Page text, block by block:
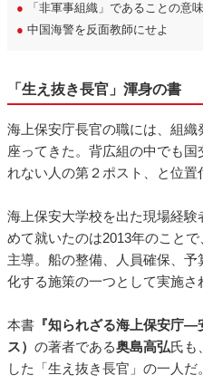
● 「非軍事組織」であることの意味
● 中国海警を反面教師にせよ
「生え抜き長官」渾身の書
海上保安庁長官の職には、組
座ってきた。背広組の中でも
れない人の第２ポスト、と位置
海上保安大学校を出た現場経
めて就いたのは2013年のこと
主導。船の整備、人員確保、
化する施策の一つとして実施さ
本書 『知られざる海上保安庁
ス） の著者である奥島高弘氏も
した「生え抜き長官」の一人だ。